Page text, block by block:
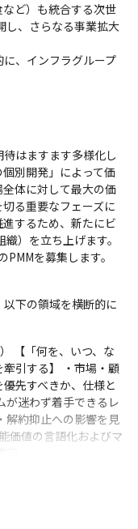
ど）も統合する次世
し、さらなる事業拡大
、インフラグループ
はますます多様化し
別開発」によって価
体に対して最大の価
る重要なフェーズに
するため、新たにビ
）を立ち上げます。
を募集します。
下の領域を横断的に
【「何を、いつ、な
引する】 ・市場・顧
先すべきか、仕様と
が迷わず着手できるレ
解約抑止への影響を見
価値の言語化およびマ
ースを標準機能へ集
初期段階で見極め、